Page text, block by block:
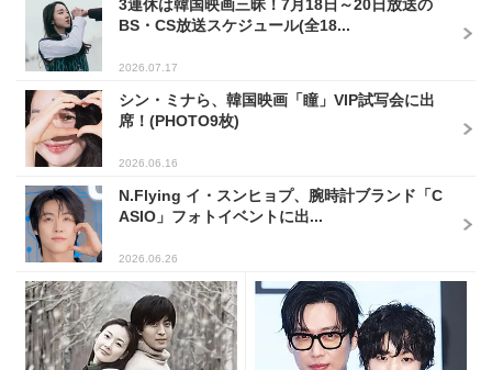
3連休は韓国映画三昧！7月18日～20日放送の
BS・CS放送スケジュール(全18...
2026.07.17
シン・ミナら、韓国映画「瞳」VIP試写会に出
席！(PHOTO9枚)
2026.06.16
N.Flying イ・スンヒョプ、腕時計ブランド「C
ASIO」フォトイベントに出...
2026.06.26